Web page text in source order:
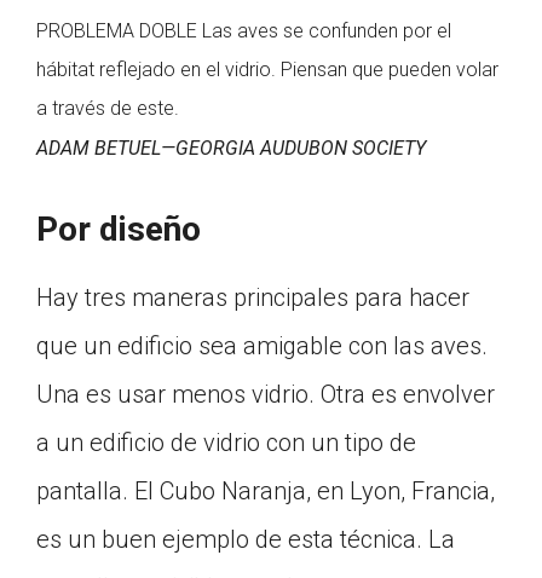
PROBLEMA DOBLE Las aves se confunden por el
hábitat reflejado en el vidrio. Piensan que pueden volar
a través de este.
ADAM BETUEL—GEORGIA AUDUBON SOCIETY
Por diseño
Hay tres maneras principales para hacer
que un edificio sea amigable con las aves.
Una es usar menos vidrio. Otra es envolver
a un edificio de vidrio con un tipo de
pantalla. El Cubo Naranja, en Lyon, Francia,
es un buen ejemplo de esta técnica. La